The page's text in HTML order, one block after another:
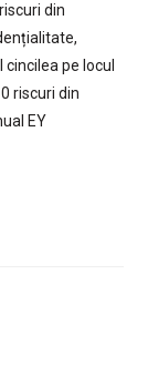
din
pe locul
riscuri din
EY